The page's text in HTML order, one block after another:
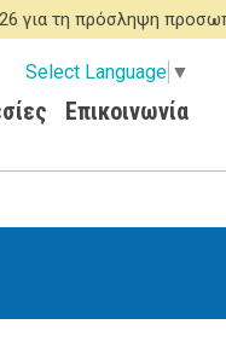
πρόσληψη
Select Language ▼
Επικοινωνία